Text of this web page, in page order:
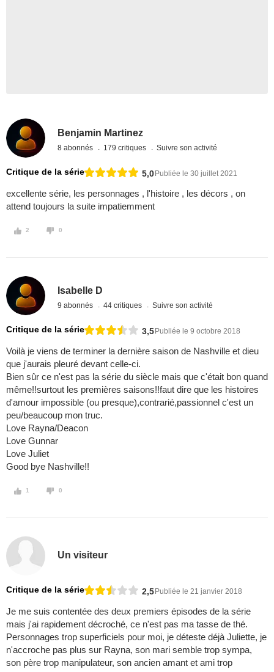
Benjamin Martinez
8 abonnés 179 critiques Suivre son activité
Critique de la série 5,0Publiée le 30 juillet 2021
excellente série, les personnages , l'histoire , les décors , on
attend toujours la suite impatiemment
2 0
Isabelle D
9 abonnés 44 critiques Suivre son activité
Critique de la série 3,5Publiée le 9 octobre 2018
Voilà je viens de terminer la dernière saison de Nashville et dieu
que j'aurais pleuré devant celle-ci.
Bien sûr ce n'est pas la série du siècle mais que c'était bon quand
même!!surtout les premières saisons!!faut dire que les histoires
d'amour impossible (ou presque),contrarié,passionnel c'est un
peu/beaucoup mon truc.
Love Rayna/Deacon
Love Gunnar
Love Juliet
Good bye Nashville!!
1 0
Un visiteur
Critique de la série 2,5Publiée le 21 janvier 2018
Je me suis contentée des deux premiers épisodes de la série
mais j'ai rapidement décroché, ce n'est pas ma tasse de thé.
Personnages trop superficiels pour moi, je déteste déjà Juliette, je
n'accroche pas plus sur Rayna, son mari semble trop sympa,
son père trop manipulateur, son ancien amant et ami trop